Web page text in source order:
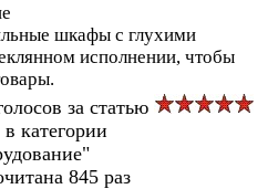
шкафы с глухими
исполнении, чтобы
за статью
категории
845 раз